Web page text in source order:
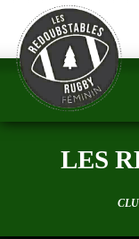
LES
Panneau de gestion des